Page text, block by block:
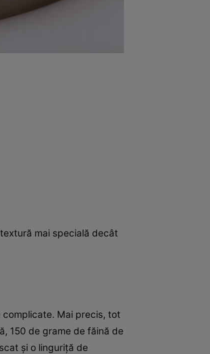
mai specială decât
Mai precis, tot
150 de grame de făină de
și o linguriță de